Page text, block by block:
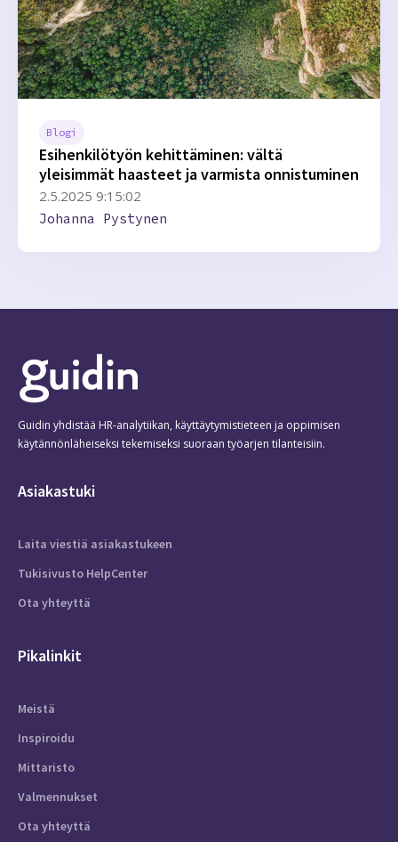
Blogi
Esihenkilötyön kehittäminen: vältä
yleisimmät haasteet ja varmista onnistuminen
2.5.2025 9:15:02
Johanna Pystynen
Guidin yhdistää HR-analytiikan, käyttäytymistieteen ja oppimisen
käytännönläheiseksi tekemiseksi suoraan työarjen tilanteisiin.
Asiakastuki
Laita viestiä asiakastukeen
Tukisivusto HelpCenter
Ota yhteyttä
Pikalinkit
Meistä
Inspiroidu
Mittaristo
Valmennukset
Ota yhteyttä